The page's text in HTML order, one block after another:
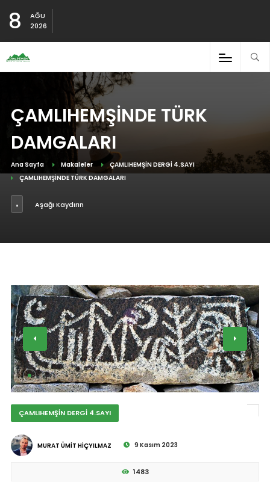
8
AĞU
2026
ÇAMLIHEMŞİNDE TÜRK
DAMGALARI
Ana Sayfa Makaleler
ÇAMLIHEMŞİN DERGİ 4.SAYI
ÇAMLIHEMŞİNDE TÜRK DAMGALARI
Aşağı Kaydırın
ÇAMLIHEMŞİN DERGİ 4.SAYI
MURAT ÜMİT HİÇYILMAZ 9 Kasım 2023
1483